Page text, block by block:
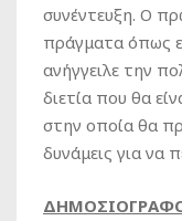
συνέντευξη. Ο
πράγματα όπως
ανήγγειλε την
διετία που θα
στην οποία θα
δυνάμεις για να